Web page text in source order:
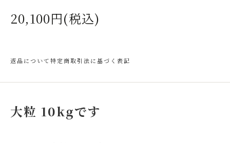
20,100円(税込)
返品について特定商取引法に基づく表記
大粒 10kgです